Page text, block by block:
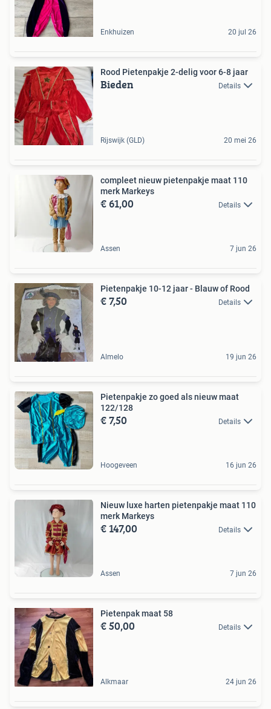
Enkhuizen 20 jul 26
Rood Pietenpakje 2-delig voor 6-8 jaar
Bieden Details
Rijswijk (GLD) 20 mei 26
compleet nieuw pietenpakje maat 110
merk Markeys
€ 61,00 Details
Assen 7 jun 26
Pietenpakje 10-12 jaar - Blauw of Rood
€ 7,50 Details
Almelo 19 jun 26
Pietenpakje zo goed als nieuw maat
122/128
€ 7,50 Details
Hoogeveen 16 jun 26
Nieuw luxe harten pietenpakje maat 110
merk Markeys
€ 147,00 Details
Assen 7 jun 26
Pietenpak maat 58
€ 50,00 Details
Alkmaar 24 jun 26